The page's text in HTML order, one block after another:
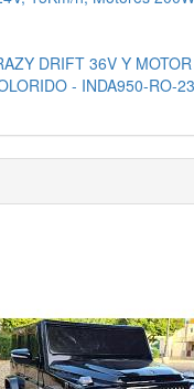
DRIFT 36V Y
- INDA950-RO-